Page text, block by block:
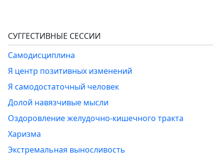
СУГГЕСТИВНЫЕ СЕССИИ
Самодисциплина
Я центр позитивных изменений
Я самодостаточный человек
Долой навязчивые мысли
Оздоровление желудочно-кишечного тракта
Харизма
Экстремальная выносливость